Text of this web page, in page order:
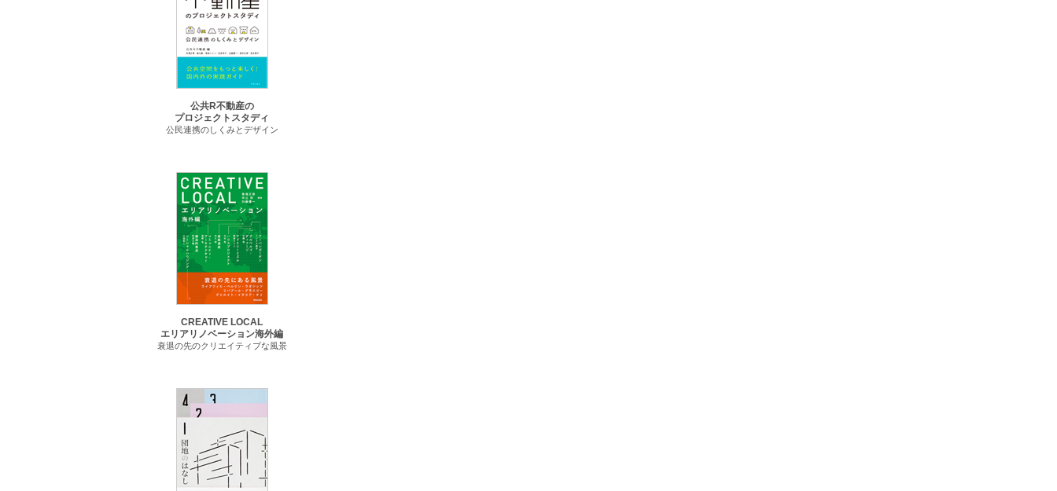
公共R不動産の
プロジェクトスタディ
公民連携のしくみとデザイン
CREATIVE LOCAL
エリアリノベーション海外編
衰退の先のクリエイティブな風景